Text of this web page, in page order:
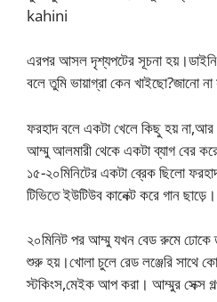
kahini
এরপর আসল দৃশ্যপটের সূচনা
বলে তুমি ভায়াগ্রা কেন খাইছো?জানো
ফরহাদ বলে একটা খেলে কিছু হয়
আম্মু আলমারী থেকে একটা ব্যাগ বের
১৫-২০মিনিটের একটা ব্রেক ছিলো
টিভিতে ইউটিউব কানেক্ট করে গান ছাড়ে।
২০মিনিট পর আম্মু যখন বেড রুমে ঢোকে
শুরু হয়।খোলা চুলে রেড লঞ্জেরি সাথে
স্টকিংস,মেইক আপ করা। আম্মুর সেক্স